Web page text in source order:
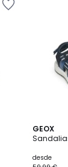
GEOX
desde